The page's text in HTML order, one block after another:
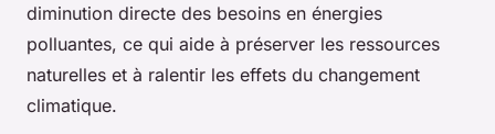
diminution directe des besoins en énergies
polluantes, ce qui aide à préserver les ressources
naturelles et à ralentir les effets du changement
climatique.